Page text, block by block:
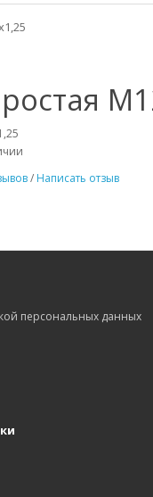
/ Написать отзыв
персональных данных